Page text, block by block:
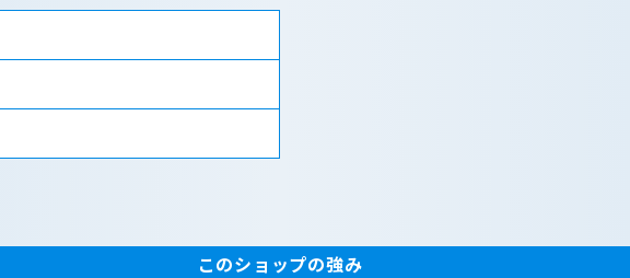
このショップの強み